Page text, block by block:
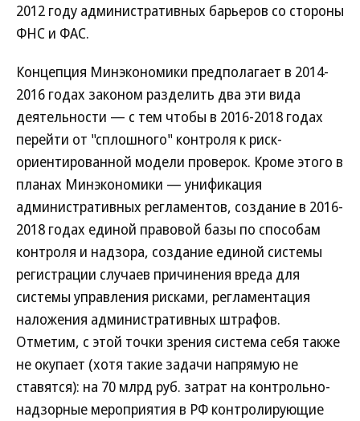
2012 году административных барьеров со стороны
ФНС и ФАС.
Концепция Минэкономики предполагает в 2014-
2016 годах законом разделить два эти вида
деятельности — с тем чтобы в 2016-2018 годах
перейти от "сплошного" контроля к риск-
ориентированной модели проверок. Кроме этого в
планах Минэкономики — унификация
административных регламентов, создание в 2016-
2018 годах единой правовой базы по способам
контроля и надзора, создание единой системы
регистрации случаев причинения вреда для
системы управления рисками, регламентация
наложения административных штрафов.
Отметим, с этой точки зрения система себя также
не окупает (хотя такие задачи напрямую не
ставятся): на 70 млрд руб. затрат на контрольно-
надзорные мероприятия в РФ контролирующие